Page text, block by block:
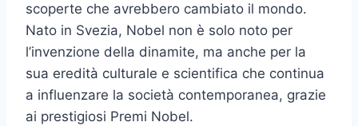
scoperte che avrebbero cambiato il mondo.
Nato in Svezia, Nobel non è solo noto per
l’invenzione della dinamite, ma anche per la
sua eredità culturale e scientifica che continua
a influenzare la società contemporanea, grazie
ai prestigiosi Premi Nobel.